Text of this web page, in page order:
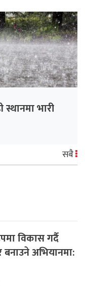
भारी
सबै
विकास गर्दै
अभियानमा: